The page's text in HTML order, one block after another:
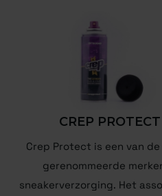
CREP PROTECT
Crep Protect is een van
gerenommeerde
sneakerverzorging. Het